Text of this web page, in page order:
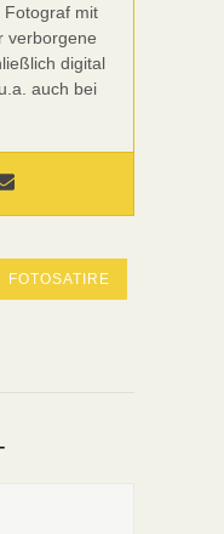
Fotograf mit
verborgene
digital
auch bei
FOTOSATIRE